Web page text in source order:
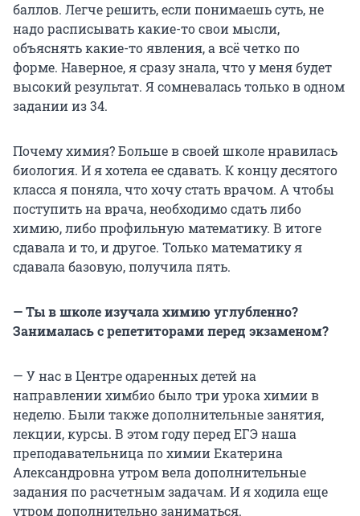
баллов. Легче решить, если понимаешь суть, не
надо расписывать какие-то свои мысли,
объяснять какие-то явления, а всё четко по
форме. Наверное, я сразу знала, что у меня будет
высокий результат. Я сомневалась только в одном
задании из 34.
Почему химия? Больше в своей школе нравилась
биология. И я хотела ее сдавать. К концу десятого
класса я поняла, что хочу стать врачом. А чтобы
поступить на врача, необходимо сдать либо
химию, либо профильную математику. В итоге
сдавала и то, и другое. Только математику я
сдавала базовую, получила пять.
— Ты в школе изучала химию углубленно?
Занималась с репетиторами перед экзаменом?
— У нас в Центре одаренных детей на
направлении химбио было три урока химии в
неделю. Были также дополнительные занятия,
лекции, курсы. В этом году перед ЕГЭ наша
преподавательница по химии Екатерина
Александровна утром вела дополнительные
задания по расчетным задачам. И я ходила еще
утром дополнительно заниматься.